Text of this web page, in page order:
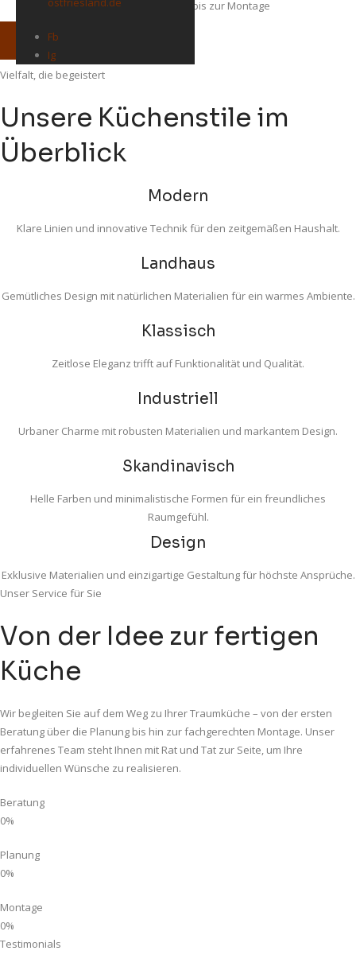
Fb
Ig
Kompletter Service von der Planung bis zur Montage
TRAUMKÜCHE KONFIGURIEREN
Vielfalt, die begeistert
Unsere Küchenstile im
Überblick
Modern
Klare Linien und innovative Technik für den zeitgemäßen Haushalt.
Landhaus
Gemütliches Design mit natürlichen Materialien für ein warmes Ambiente.
Klassisch
Zeitlose Eleganz trifft auf Funktionalität und Qualität.
Industriell
Urbaner Charme mit robusten Materialien und markantem Design.
Skandinavisch
Helle Farben und minimalistische Formen für ein freundliches
Raumgefühl.
Design
Exklusive Materialien und einzigartige Gestaltung für höchste Ansprüche.
Unser Service für Sie
Von der Idee zur fertigen
Küche
Wir begleiten Sie auf dem Weg zu Ihrer Traumküche – von der ersten
Beratung über die Planung bis hin zur fachgerechten Montage. Unser
erfahrenes Team steht Ihnen mit Rat und Tat zur Seite, um Ihre
individuellen Wünsche zu realisieren.
Beratung
0%
Planung
0%
Montage
0%
Testimonials